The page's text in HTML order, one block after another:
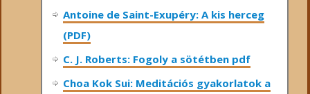
Antoine de Saint-Exupéry: A kis herceg
(PDF)
C. J. Roberts: Fogoly a sötétben pdf
Choa Kok Sui: Meditációs gyakorlatok a